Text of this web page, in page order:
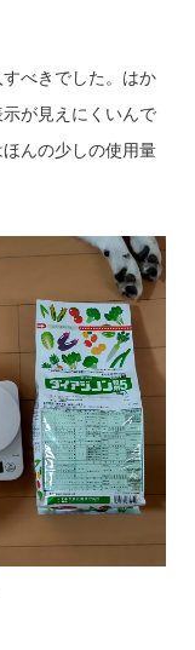
べきでした。はか
が見えにくいんで
んの少しの使用量